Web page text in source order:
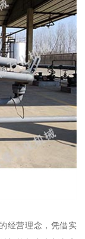
经营理念，凭借实